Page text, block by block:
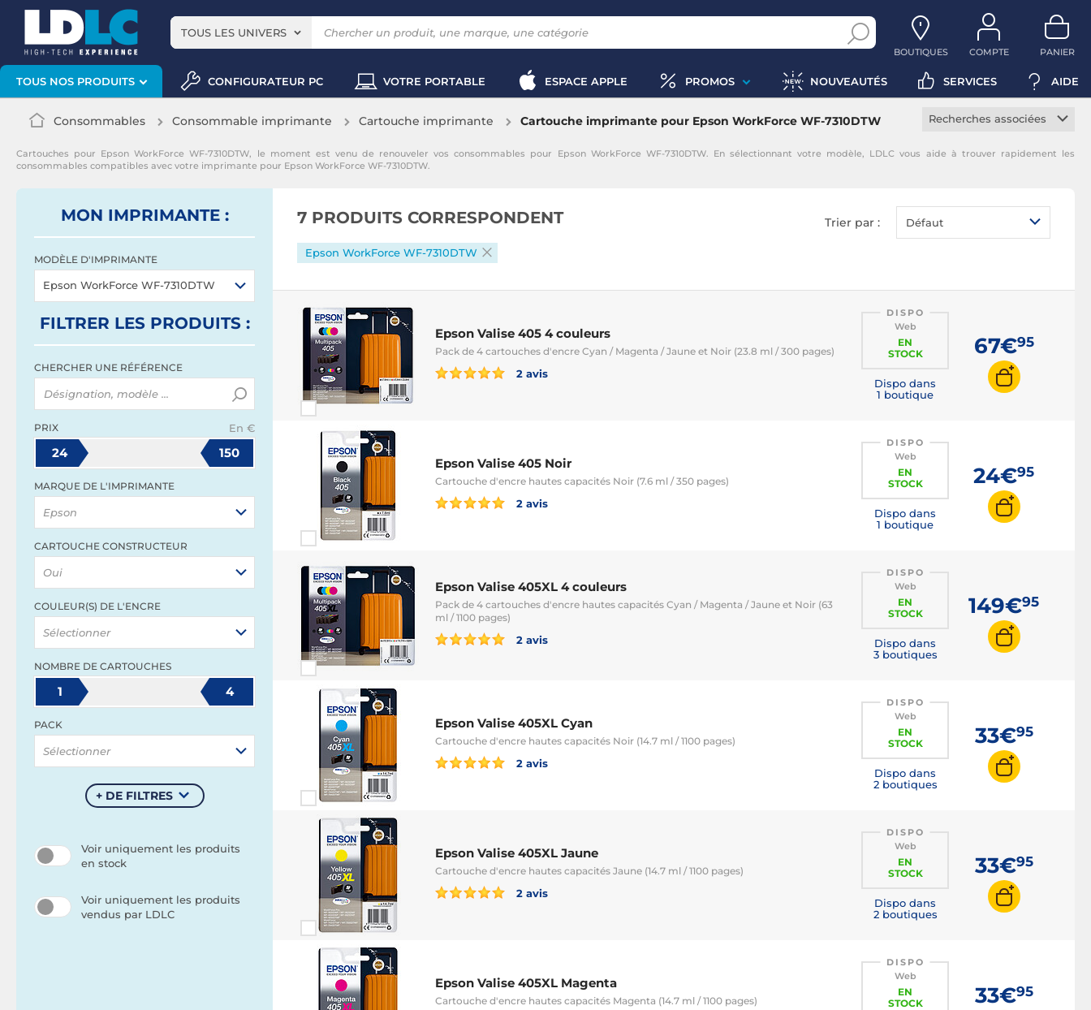
TOUS LES UNIVERS
BOUTIQUES COMPTE PANIER
TOUS NOS PRODUITS CONFIGURATEUR PC VOTRE PORTABLE ESPACE APPLE PROMOS NOUVEAUTÉS SERVICES AIDE
Consommables Consommable imprimante Cartouche imprimante Cartouche imprimante pour Epson WorkForce WF-7310DTW
Recherches associées
Cartouche jaune
Cartouches pour Epson WorkForce WF-7310DTW, le moment est venu de renouveler vos consommables pour Epson WorkForce WF-7310DTW. En sélectionnant votre modèle, LDLC vous aide à trouver rapidement les
consommables compatibles avec votre imprimante pour Epson WorkForce WF-7310DTW.
MON IMPRIMANTE :
MODÈLE D'IMPRIMANTE
Epson WorkForce WF-7310DTW
FILTRER LES PRODUITS:
CHERCHER UNE RÉFÉRENCE
PRIX En €
24 150
MARQUE DE L'IMPRIMANTE
Epson
CARTOUCHE CONSTRUCTEUR
Oui
COULEUR(S) DE L'ENCRE
Sélectionner
NOMBRE DE CARTOUCHES
1 4
PACK
Sélectionner
+ DE FILTRES
Voir uniquement les produits
en stock
Voir uniquement les produits
vendus par LDLC
7 PRODUITS CORRESPONDENT Trier par : Défaut
Epson WorkForce WF-7310DTW
Epson Valise 405 4 couleurs
Pack de 4 cartouches d'encre Cyan / Magenta / Jaune et Noir (23.8 ml / 300 pages)
2 avis
DISPO
Web
EN
STOCK
Dispo dans
1 boutique
67€95
Epson Valise 405 Noir
Cartouche d'encre hautes capacités Noir (7.6 ml / 350 pages)
2 avis
DISPO
Web
EN
STOCK
Dispo dans
1 boutique
24€95
Epson Valise 405XL 4 couleurs
Pack de 4 cartouches d'encre hautes capacités Cyan / Magenta / Jaune et Noir (63
ml / 1100 pages)
2 avis
DISPO
Web
EN
STOCK
Dispo dans
3 boutiques
149€95
Epson Valise 405XL Cyan
Cartouche d'encre hautes capacités Noir (14.7 ml / 1100 pages)
2 avis
DISPO
Web
EN
STOCK
Dispo dans
2 boutiques
33€95
Epson Valise 405XL Jaune
Cartouche d'encre hautes capacités Jaune (14.7 ml / 1100 pages)
2 avis
DISPO
Web
EN
STOCK
Dispo dans
2 boutiques
33€95
Epson Valise 405XL Magenta
Cartouche d'encre hautes capacités Magenta (14.7 ml / 1100 pages)
DISPO
Web
EN
STOCK
33€95